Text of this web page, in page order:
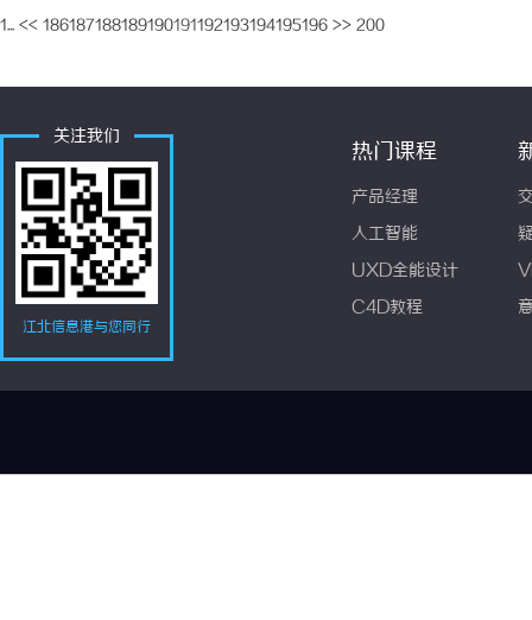
1... << 186187188189190191192193194195196 >> 200
关注我们
江北信息港与您同行
热门课程
产品经理
人工智能
UXD全能设计
C4D教程